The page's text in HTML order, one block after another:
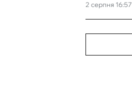
2 серпня 16:57